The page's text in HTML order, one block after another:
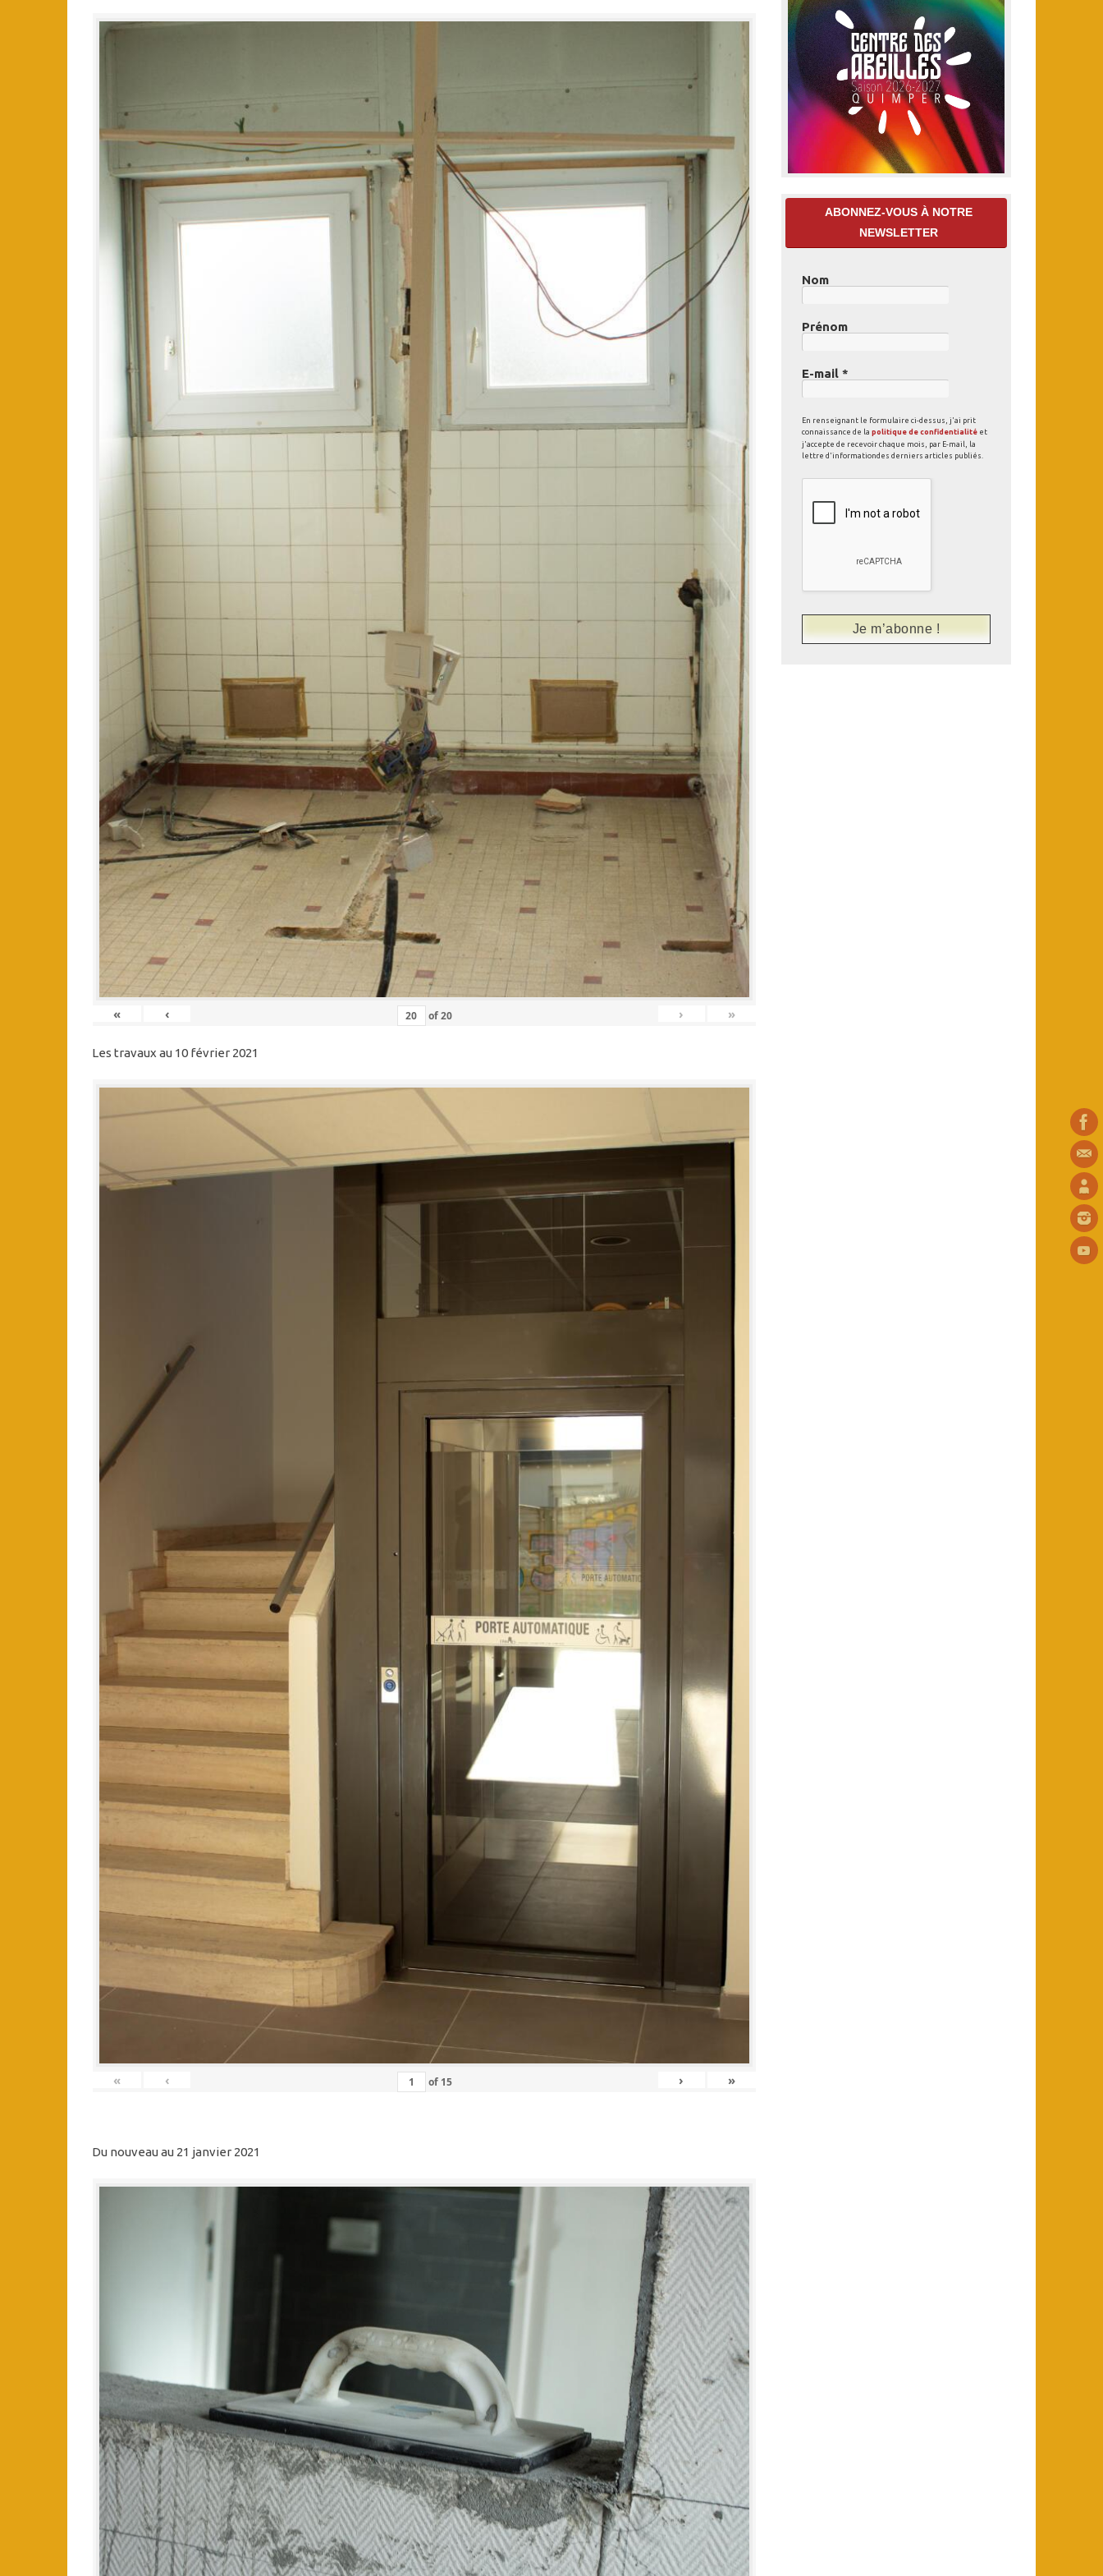
« ‹ of20 › »
Les travaux au 10 février 2021
« ‹ of 15 › »
Du nouveau au 21 janvier 2021
ABONNEZ-VOUS À NOTRE
NEWSLETTER
Nom
Prénom
E-mail *
En renseignant le formulaire ci-dessus, j'ai prit
connaissance de la politique de confidentialité et
j'accepte de recevoir chaque mois, par E-mail, la
lettre d'informationdes derniers articles publiés.